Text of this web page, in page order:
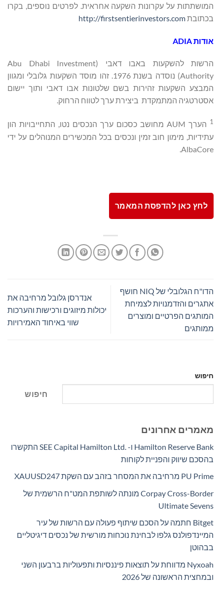
המושתתות על עקרונות השקעה אחראית. לפרטים נוספים, בקרו
בכתובתhttp://firstsentierinvestors.com
אודותADIA
הרשות להשקעות באבו דאבי (Abu Dhabi Investment
Authority) נוסדה בשנת 1976. זהו מוסד השקעות גלובלי ומגוון
המבצע השקעות זהירות בשם שלטונות אבו דאבי ותוך יישום
אסטרטגיה המתמקדת ביצירת ערך לטווח הרחוק.
1
הערך AUM מחושב כסכום ערך הנכסים נטו, התחייבויות הון
עתידיות, מימון חוב זמין ונכסים בכל המכשירים המנוהלים על ידי
AlbaCore.
לחץ כאן להדפסת המאמר
הדו"ח הגלובלי של NIQ חושף
אתגרים והזדמנויות לצמיחת
המותגים הפרטיים ומוצרים
ממותגים
אנדרסן גלובל מרחיבה את
יכולות מיזוגים ורכישות והערכות
שווי באיחוד האמירויות
חיפוש
חיפוש
מאמרים אחרונים
Hamilton Reserve Bank ו- SEE Capital Hamilton Ltd.‎ התקשרו
בהסכם שיווק והפניית לקוחות
PU Prime מרחיבה את המסחר בזהב עם השקת XAUUSD247
Corpay Cross-Border מונתה לשותפת המט"ח הרשמית של
Ultimate Sevens
Bitget חתמה על הסכם שיתוף פעולה עם הרשות של עיר
המיינדפולנס גלפו לבחינת נוכחות מורשית של נכסים דיגיטליים
בבהוטן
Nyxoah מדווחת על תוצאות פיננסיות ותפעוליות ברבעון השני
ובמחצית הראשונה של 2026